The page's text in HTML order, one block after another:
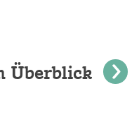
Überblick